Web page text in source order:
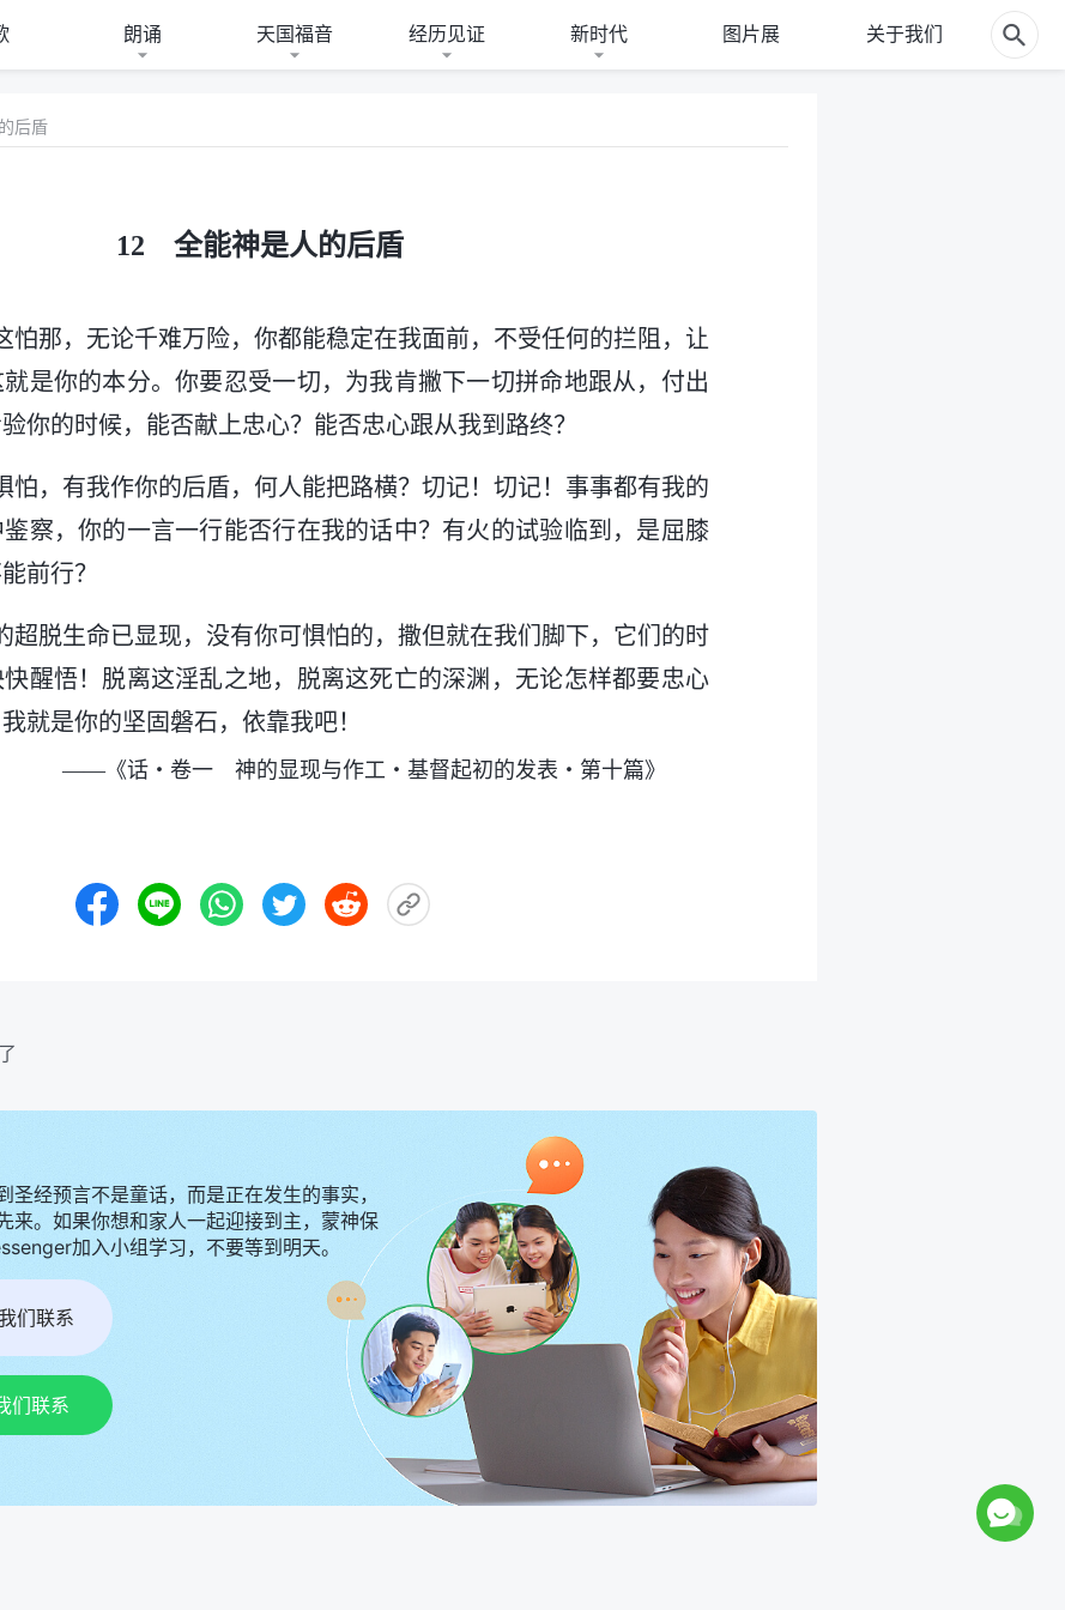
朗诵 天国福音 经历见证 新时代 图片展 关于我们
后盾
12 全能神是人的后盾
那，无论千难万险，你都能稳定在我面前，不受任何的拦阻，让
是你的本分。你要忍受一切，为我肯撇下一切拼命地跟从，付出
你的时候，能否献上忠心？能否忠心跟从我到路终？
，有我作你的后盾，何人能把路横？切记！切记！事事都有我的
察，你的一言一行能否行在我的话中？有火的试验临到，是屈膝
前行？
脱生命已显现，没有你可惧怕的，撒但就在我们脚下，它们的时
醒悟！脱离这淫乱之地，脱离这死亡的深渊，无论怎样都要忠心
就是你的坚固磐石，依靠我吧！
——《话・卷一 神的显现与作工・基督起初的发表・第十篇》
经预言不是童话，而是正在发生的事实，
来。如果你想和家人一起迎接到主，蒙神保
加入小组学习，不要等到明天。
们联系
们联系